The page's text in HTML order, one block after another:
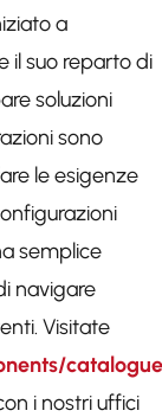
a
il suo reparto di
soluzioni
sono
le esigenze
semplice
navigare
Visitate
i nostri uffici